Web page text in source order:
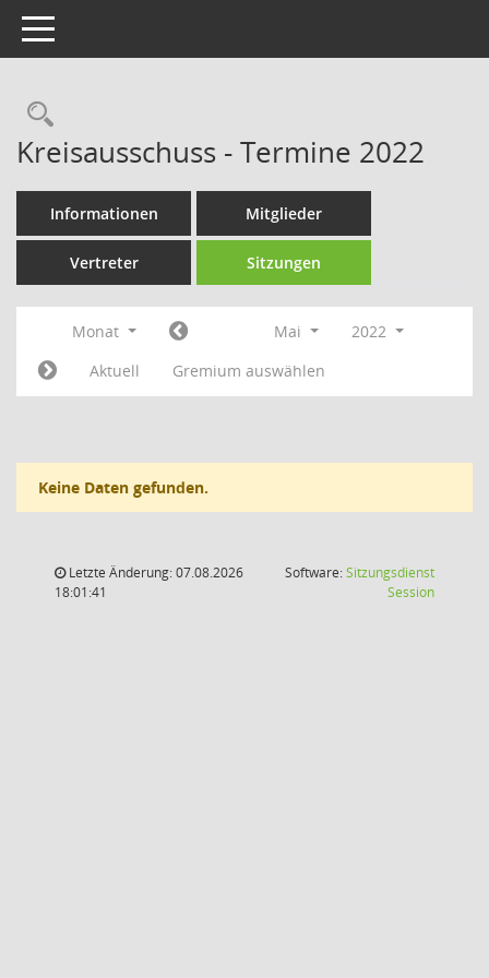
Toggle navigation
Rechercheauswahl
Kreisausschuss - Termine 2022
Informationen Mitglieder
Vertreter Sitzungen
Monat Mai
2022
Aktuell
Gremium auswählen
Keine Daten gefunden.
Letzte Änderung: 07.08.2026
18:01:41
Software:Sitzungsdienst
Session(Wird in